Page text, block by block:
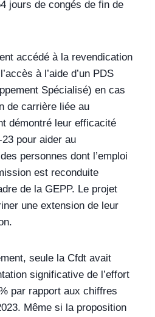
jours de congés de fin de
accédé à la revendication
à l’aide d’un PDS
Spécialisé) en cas
de carrière liée au
démontré leur efficacité
pour aider au
personnes dont l’emploi
est reconduite
de la GEPP. Le projet
une extension de leur
seule la Cfdt avait
significative de l’effort
par rapport aux chiffres
Même si la proposition